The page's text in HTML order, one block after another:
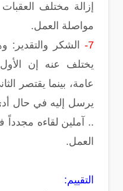
إزالة مختلف
مواصلة العمل.
7-
الشكر والتقدير:
يختلف عنه إن
عامة، بينما يقتصر
يرسل إليه في حال
.. آملين لقاءه
العمل.
التقييم: